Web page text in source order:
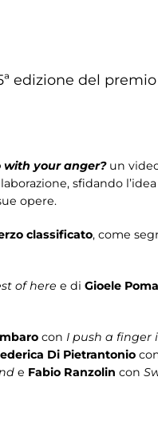
edizione del
with your anger? un
sfidando
opere.
classificato, come
of here e di Gioele
con I push a finger
Di Pietrantonio
e Fabio Ranzolin con